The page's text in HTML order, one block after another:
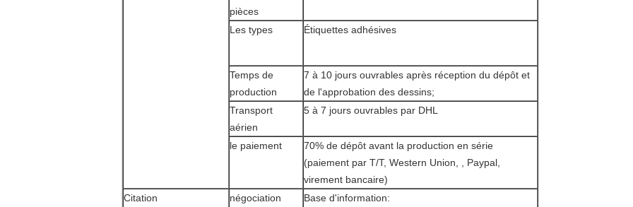
pièces
Les types
Étiquettes adhésives
Temps de
production
7 à 10 jours ouvrables après réception du dépôt et
de l'approbation des dessins;
Transport
aérien
5 à 7 jours ouvrables par DHL
le paiement
70% de dépôt avant la production en série
(paiement par T/T, Western Union, , Paypal,
virement bancaire)
Citation
négociation Base d'information: